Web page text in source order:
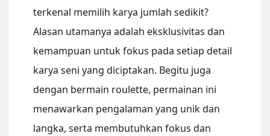
terkenal memilih karya jumlah sedikit?
Alasan utamanya adalah eksklusivitas dan
kemampuan untuk fokus pada setiap detail
karya seni yang diciptakan. Begitu juga
dengan bermain roulette, permainan ini
menawarkan pengalaman yang unik dan
langka, serta membutuhkan fokus dan